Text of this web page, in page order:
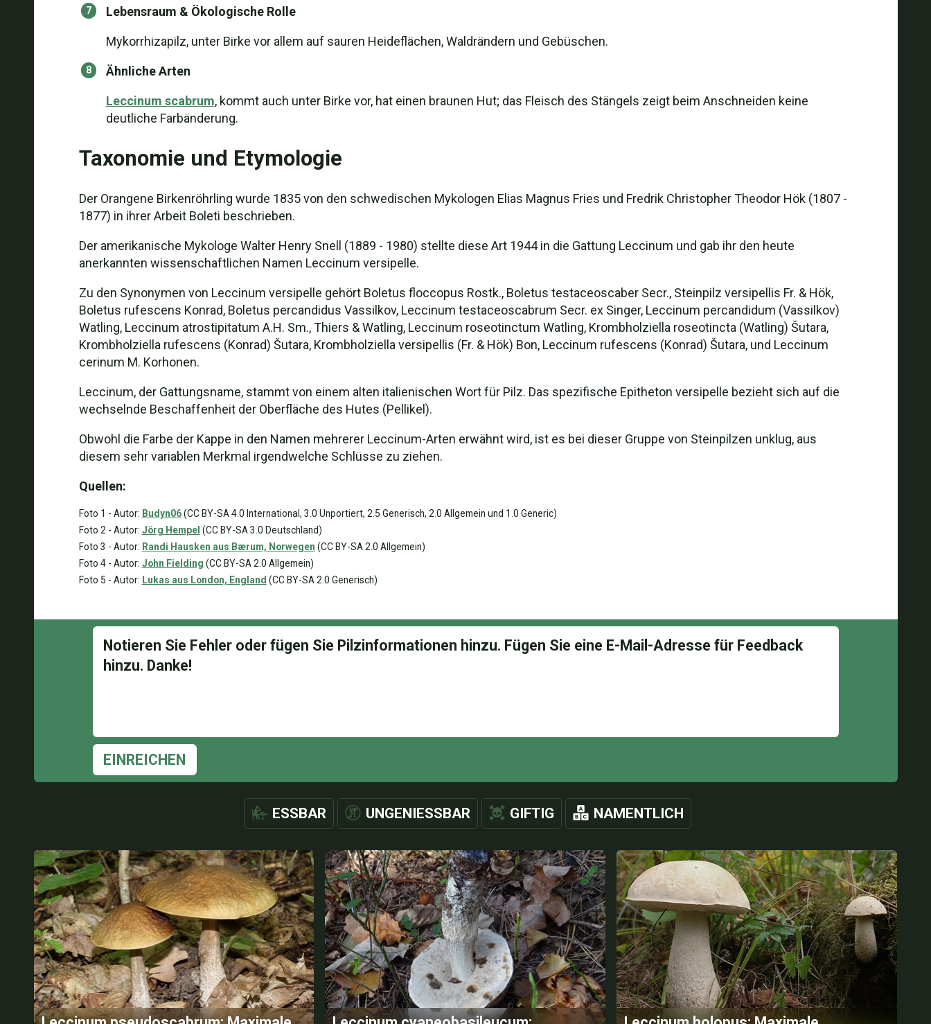
Lebensraum & Ökologische Rolle
Mykorrhizapilz, unter Birke vor allem auf sauren Heideflächen, Waldrändern und Gebüschen.
Ähnliche Arten
Leccinum scabrum, kommt auch unter Birke vor, hat einen braunen Hut; das Fleisch des Stängels zeigt beim Anschneiden keine
deutliche Farbänderung.
Taxonomie und Etymologie
Der Orangene Birkenröhrling wurde 1835 von den schwedischen Mykologen Elias Magnus Fries und Fredrik Christopher Theodor Hök (1807 -
1877) in ihrer Arbeit Boleti beschrieben.
Der amerikanische Mykologe Walter Henry Snell (1889 - 1980) stellte diese Art 1944 in die Gattung Leccinum und gab ihr den heute
anerkannten wissenschaftlichen Namen Leccinum versipelle.
Zu den Synonymen von Leccinum versipelle gehört Boletus floccopus Rostk., Boletus testaceoscaber Secr., Steinpilz versipellis Fr. & Hök,
Boletus rufescens Konrad, Boletus percandidus Vassilkov, Leccinum testaceoscabrum Secr. ex Singer, Leccinum percandidum (Vassilkov)
Watling, Leccinum atrostipitatum A.H. Sm., Thiers & Watling, Leccinum roseotinctum Watling, Krombholziella roseotincta (Watling) Šutara,
Krombholziella rufescens (Konrad) Šutara, Krombholziella versipellis (Fr. & Hök) Bon, Leccinum rufescens (Konrad) Šutara, und Leccinum
cerinum M. Korhonen.
Leccinum, der Gattungsname, stammt von einem alten italienischen Wort für Pilz. Das spezifische Epitheton versipelle bezieht sich auf die
wechselnde Beschaffenheit der Oberfläche des Hutes (Pellikel).
Obwohl die Farbe der Kappe in den Namen mehrerer Leccinum-Arten erwähnt wird, ist es bei dieser Gruppe von Steinpilzen unklug, aus
diesem sehr variablen Merkmal irgendwelche Schlüsse zu ziehen.
Quellen:
Foto 1 - Autor: Budyn06(CC BY-SA 4.0 International, 3.0 Unportiert, 2.5 Generisch, 2.0 Allgemein und 1.0 Generic)
Foto 2 - Autor: Jörg Hempel (CC BY-SA 3.0 Deutschland)
Foto 3 - Autor: Randi Hausken aus Bærum, Norwegen (CC BY-SA 2.0 Allgemein)
Foto 4 - Autor: John Fielding (CC BY-SA 2.0 Allgemein)
Foto 5 - Autor: Lukas aus London, England (CC BY-SA 2.0 Generisch)
EINREICHEN
ESSBAR UNGENIESSBAR GIFTIG NAMENTLICH